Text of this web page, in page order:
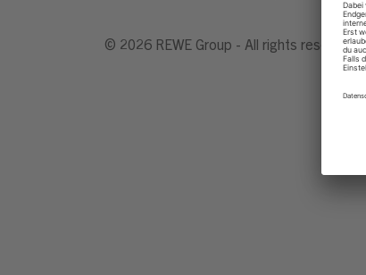
© 2026 REWE Group - All rights reserved